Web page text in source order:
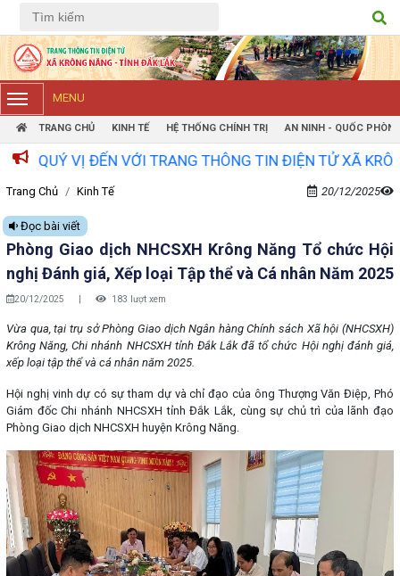
Tiếng Việt Tiếng Anh
MENU
TRANG CHỦ KINH TẾ HỆ THỐNG CHÍNH TRỊ AN NINH - QUỐC
VỊ ĐẾN VỚI TRANG THÔNG TIN ĐIỆN TỬ XÃ KRÔNG
Trang Chủ Kinh Tế 20/12/2025
Đọc bài viết
Phòng Giao dịch NHCSXH Krông Năng Tổ chức Hội
nghị Đánh giá, Xếp loại Tập thể và Cá nhân Năm 2025
20/12/2025 | 183 lượt xem
Vừa qua, tại trụ sở Phòng Giao dịch Ngân hàng Chính sách Xã hội (NHCSXH)
Krông Năng, Chi nhánh NHCSXH tỉnh Đắk Lắk đã tổ chức Hội nghị đánh giá,
xếp loại tập thể và cá nhân năm 2025.
Hội nghị vinh dự có sự tham dự và chỉ đạo của ông Thượng Văn Điệp, Phó
Giám đốc Chi nhánh NHCSXH tỉnh Đắk Lắk, cùng sự chủ trì của lãnh đạo
Phòng Giao dịch NHCSXH huyện Krông Năng.